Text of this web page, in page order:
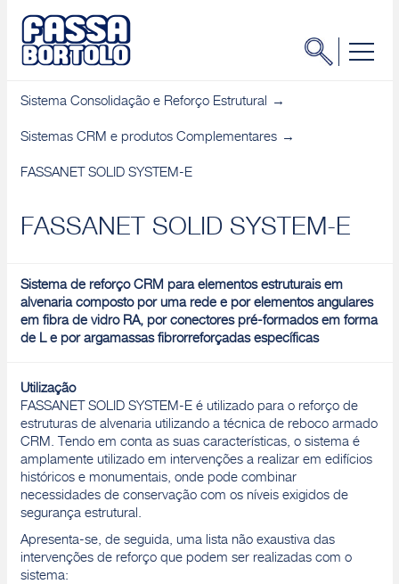
Sistema Consolidação e Reforço Estrutural
Sistemas CRM e produtos Complementares
FASSANET SOLID SYSTEM-E
FASSANET SOLID SYSTEM-E
Sistema de reforço CRM para elementos estruturais em
alvenaria composto por uma rede e por elementos angulares
em fibra de vidro RA, por conectores pré-formados em forma
de L e por argamassas fibrorreforçadas específicas
Utilização
FASSANET SOLID SYSTEM-E é utilizado para o reforço de
estruturas de alvenaria utilizando a técnica de reboco armado
CRM. Tendo em conta as suas características, o sistema é
amplamente utilizado em intervenções a realizar em edifícios
históricos e monumentais, onde pode combinar
necessidades de conservação com os níveis exigidos de
segurança estrutural.
Apresenta-se, de seguida, uma lista não exaustiva das
intervenções de reforço que podem ser realizadas com o
sistema: